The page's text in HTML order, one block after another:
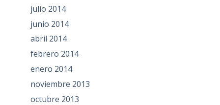
julio 2014
junio 2014
abril 2014
febrero 2014
enero 2014
noviembre 2013
octubre 2013